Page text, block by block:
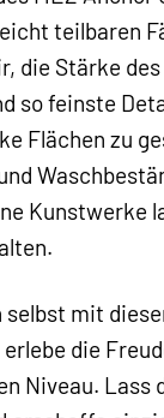
teilbaren
die Stärke
so feinste
Flächen zu
Kunstwerke
selbst mit
die
Niveau.